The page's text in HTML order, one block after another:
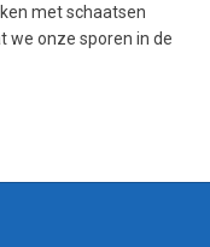
met schaatsen
we onze sporen in de